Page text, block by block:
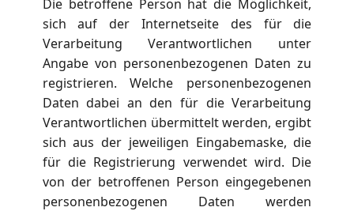
Die betroffene Person hat die Möglichkeit,
sich auf der Internetseite des für die
Verarbeitung Verantwortlichen unter
Angabe von personenbezogenen Daten zu
registrieren. Welche personenbezogenen
Daten dabei an den für die Verarbeitung
Verantwortlichen übermittelt werden, ergibt
sich aus der jeweiligen Eingabemaske, die
für die Registrierung verwendet wird. Die
von der betroffenen Person eingegebenen
personenbezogenen Daten werden